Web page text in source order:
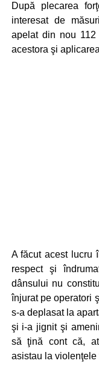
După plecarea
interesat de
apelat din nou
acestora şi
A făcut acest lucru
respect şi
dânsului nu
înjurat pe operatori
s-a deplasat la
şi i-a jignit şi
să ţină cont că,
asistau la violenţele